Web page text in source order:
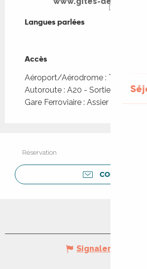
Langues parlées
Langues parlées
Accès
Accès
Aéroport/Aérodrome : Toulouse à
Autoroute : A20 - Sortie 54 ou 59
Gare Ferroviaire : Assier à 25km
Réservation
CONTACTER
Signaler une